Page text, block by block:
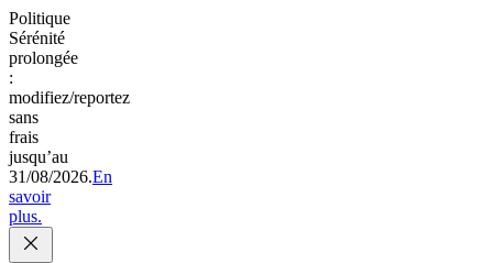
Politique
Sérénité
prolongée
:
modifiez/reportez
sans
frais
jusqu’au
31/08/2026.En
savoir
plus.